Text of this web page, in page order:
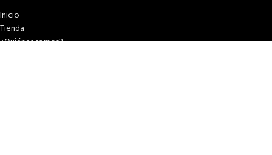
Inicio
Tienda
¿Quiénes somos?